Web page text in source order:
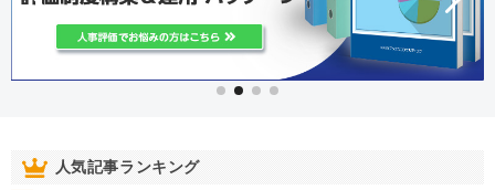
人気記事ランキング